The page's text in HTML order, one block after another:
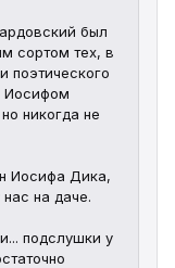
был
сортом тех, в
поэтического
Иосифом
никогда не
Иосифа Дика,
на даче.
подслушки у